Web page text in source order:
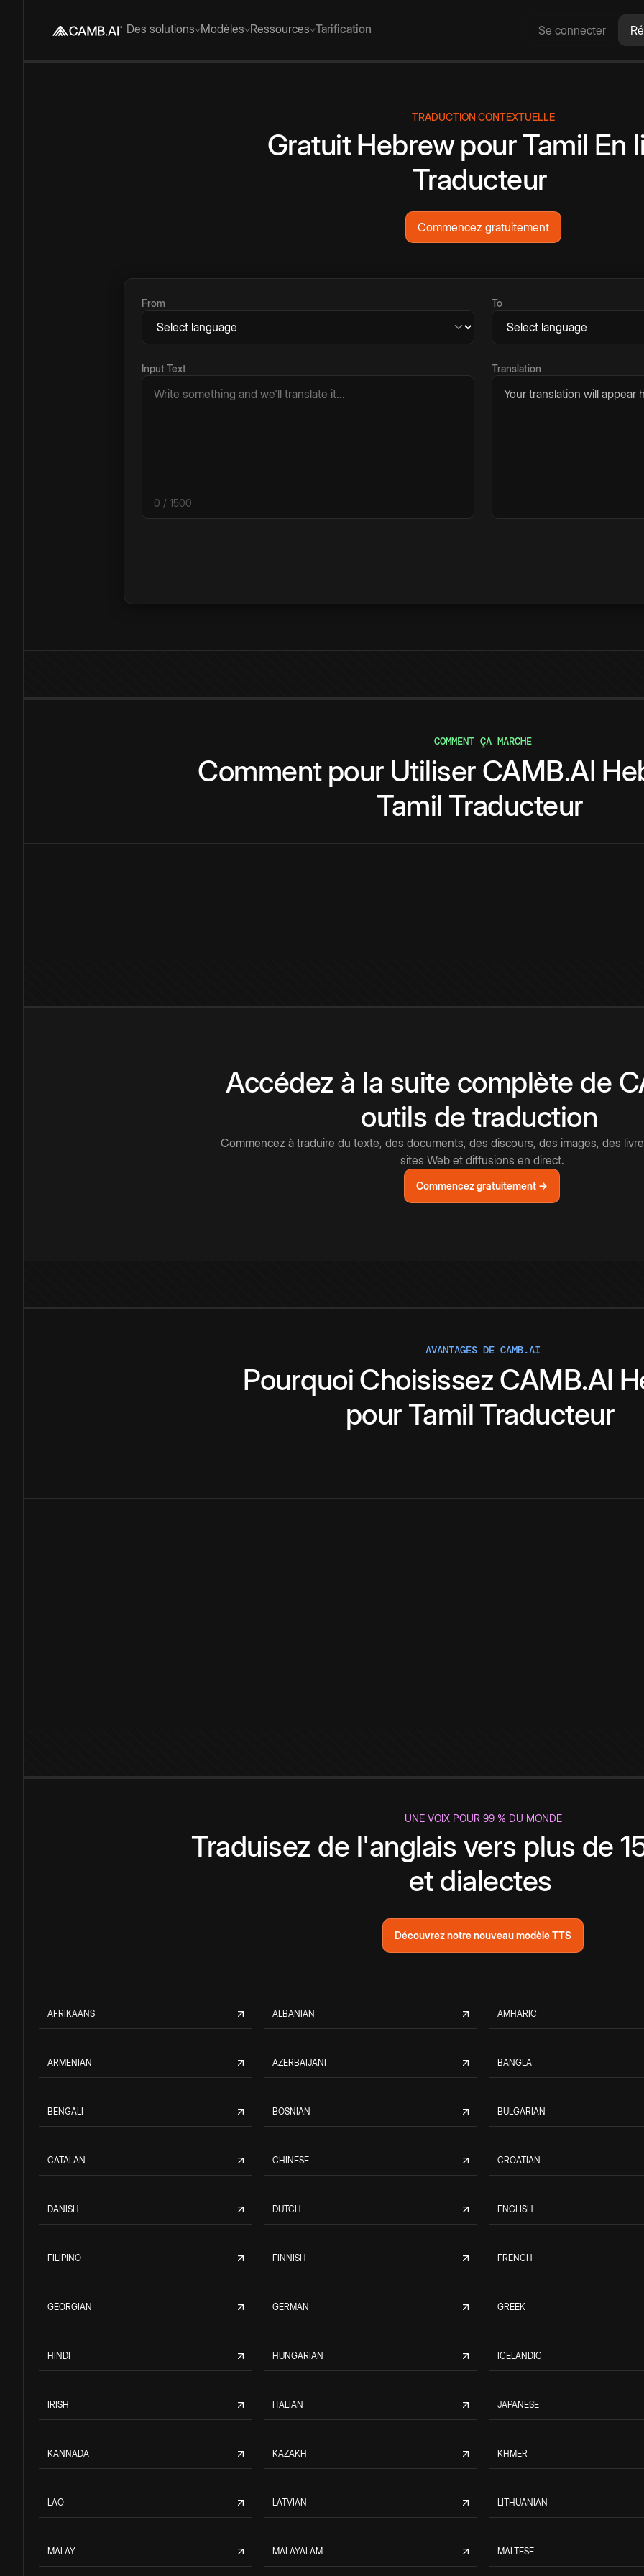
Des solutions Modèles Ressources Tarification Se connecter
TRADUCTION CONTEXTUELLE
GratuitHebrewpourTamil En
Traducteur
Commencez gratuitement
From To
Input Text
0 / 1500
Translation
Your translation will appear
COMMENT ÇA MARCHE
Comment pour Utiliser CAMB.AI
Tamil Traducteur
Accédez à la suite complète de
outils de traduction
Commencez à traduire du texte, des documents, des discours, des images, des
sites Web et diffusions en direct.
Commencez gratuitement →
AVANTAGES DE CAMB.AI
Pourquoi Choisissez CAMB.AI
pour Tamil Traducteur
UNE VOIX POUR 99 % DU MONDE
Traduisez de l'anglais vers plus de
et dialectes
Découvrez notre nouveau modèle TTS
AFRIKAANS ALBANIAN AMHARIC
ARMENIAN AZERBAIJANI BANGLA
BENGALI BOSNIAN BULGARIAN
CATALAN CHINESE CROATIAN
DANISH DUTCH ENGLISH
FILIPINO FINNISH FRENCH
GEORGIAN GERMAN GREEK
HINDI HUNGARIAN ICELANDIC
IRISH ITALIAN JAPANESE
KANNADA KAZAKH KHMER
LAO LATVIAN LITHUANIAN
MALAY MALAYALAM MALTESE